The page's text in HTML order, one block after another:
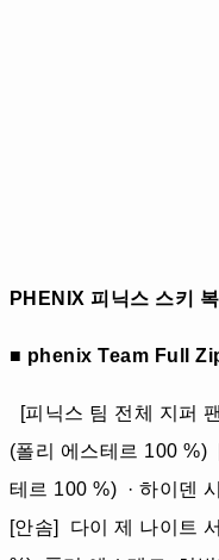
PHENIX 피닉스 스키 복
■ phenix Team Full
[피닉스 팀 전체 지퍼
(폴리 에스테르 100 %)
테르 100 %) · 하이덴
[안솜] 다이 제 나이트